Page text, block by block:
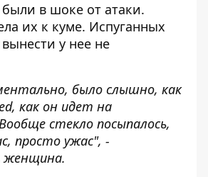
в шоке от атаки.
их к куме. Испуганных
у нее не
было слышно, как
как он идет на
стекло посыпалось,
просто ужас", -
женщина.